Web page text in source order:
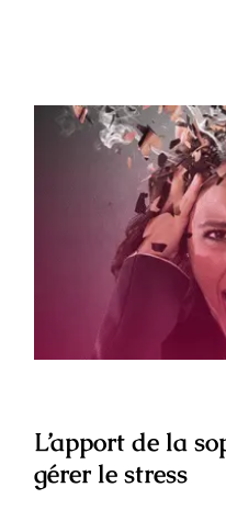
L’apport de la
L’apport de la
gérer le stress